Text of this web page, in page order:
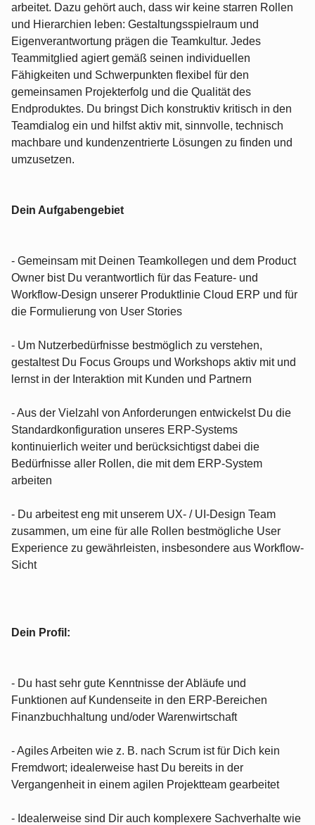
arbeitet. Dazu gehört auch, dass wir keine starren Rollen
und Hierarchien leben: Gestaltungsspielraum und
Eigenverantwortung prägen die Teamkultur. Jedes
Teammitglied agiert gemäß seinen individuellen
Fähigkeiten und Schwerpunkten flexibel für den
gemeinsamen Projekterfolg und die Qualität des
Endproduktes. Du bringst Dich konstruktiv kritisch in den
Teamdialog ein und hilfst aktiv mit, sinnvolle, technisch
machbare und kundenzentrierte Lösungen zu finden und
umzusetzen.
Dein Aufgabengebiet
- Gemeinsam mit Deinen Teamkollegen und dem Product
Owner bist Du verantwortlich für das Feature- und
Workflow-Design unserer Produktlinie Cloud ERP und für
die Formulierung von User Stories
- Um Nutzerbedürfnisse bestmöglich zu verstehen,
gestaltest Du Focus Groups und Workshops aktiv mit und
lernst in der Interaktion mit Kunden und Partnern
- Aus der Vielzahl von Anforderungen entwickelst Du die
Standardkonfiguration unseres ERP-Systems
kontinuierlich weiter und berücksichtigst dabei die
Bedürfnisse aller Rollen, die mit dem ERP-System
arbeiten
- Du arbeitest eng mit unserem UX- / UI-Design Team
zusammen, um eine für alle Rollen bestmögliche User
Experience zu gewährleisten, insbesondere aus Workflow-
Sicht
Dein Profil:
- Du hast sehr gute Kenntnisse der Abläufe und
Funktionen auf Kundenseite in den ERP-Bereichen
Finanzbuchhaltung und/oder Warenwirtschaft
- Agiles Arbeiten wie z. B. nach Scrum ist für Dich kein
Fremdwort; idealerweise hast Du bereits in der
Vergangenheit in einem agilen Projektteam gearbeitet
- Idealerweise sind Dir auch komplexere Sachverhalte wie